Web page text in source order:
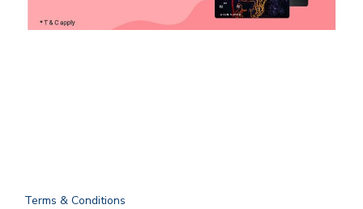
Terms & Conditions